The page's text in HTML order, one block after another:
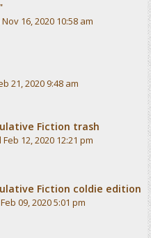
16, 2020 10:58 am
21, 2020 9:48 am
Fiction trash
12, 2020 12:21 pm
Fiction coldie edition
09, 2020 5:01 pm